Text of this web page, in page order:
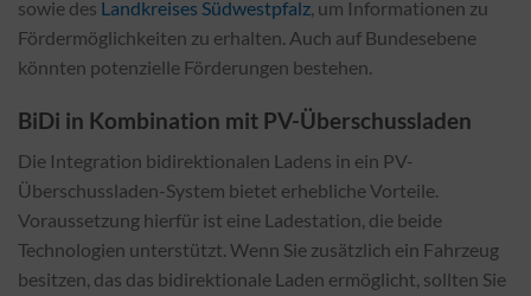
sowie des Landkreises Südwestpfalz, um Informationen zu
Fördermöglichkeiten zu erhalten. Auch auf Bundesebene
könnten potenzielle Förderungen bestehen.
BiDi in Kombination mit PV-Überschussladen
Die Integration bidirektionalen Ladens in ein PV-
Überschussladen-System bietet erhebliche Vorteile.
Voraussetzung hierfür ist eine Ladestation, die beide
Technologien unterstützt. Wenn Sie zusätzlich ein Fahrzeug
besitzen, das das bidirektionale Laden ermöglicht, sollten Sie